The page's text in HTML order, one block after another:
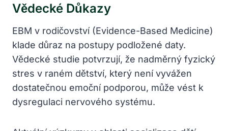
Vědecké Důkazy
EBM v rodičovství (Evidence-Based Medicine)
klade důraz na postupy podložené daty.
Vědecké studie potvrzují, že nadměrný fyzický
stres v raném dětství, který není vyvážen
dostatečnou emoční podporou, může vést k
dysregulaci nervového systému.